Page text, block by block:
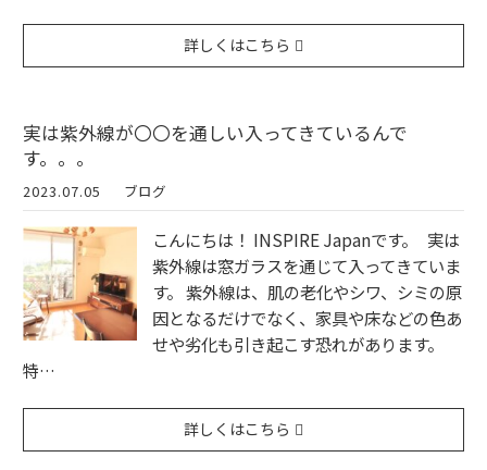
詳しくはこちら
実は紫外線が〇〇を通しい入ってきているんで
す。。。
2023.07.05 ブログ
こんにちは！ INSPIRE Japanです。 実は
紫外線は窓ガラスを通じて入ってきていま
す。 紫外線は、肌の老化やシワ、シミの原
因となるだけでなく、家具や床などの色あ
せや劣化も引き起こす恐れがあります。
特…
詳しくはこちら